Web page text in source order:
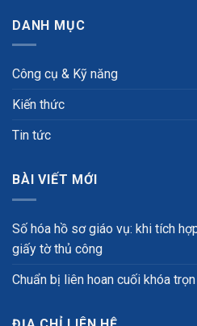
DANH MỤC
Công cụ & Kỹ năng
Kiến thức
Tin tức
BÀI VIẾT MỚI
Số hóa hồ sơ giáo vụ: khi tích
giấy tờ thủ công
Chuẩn bị liên hoan cuối khóa